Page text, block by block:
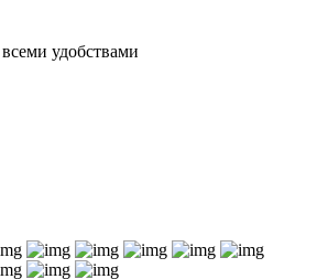
удобствами